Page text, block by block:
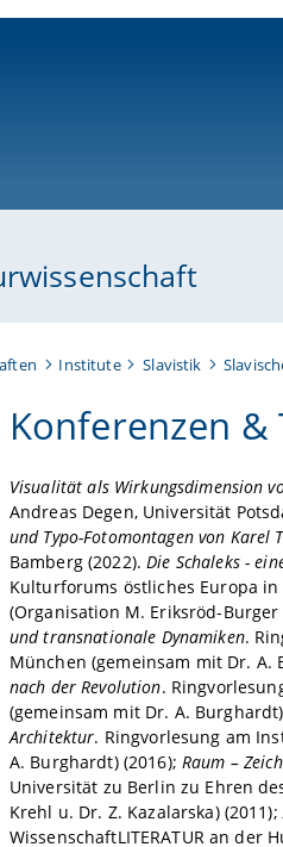
Institute Slavistik
Konferenzen &
Visualität als Wirkungsdimension
Andreas Degen, Universität
und Typo-Fotomontagen von Karel
Bamberg (2022). Die Schaleks -
Kulturforums östliches Europa
(Organisation M. Eriksröd-Burger
und transnationale Dynamiken.
München (gemeinsam mit Dr. A.
nach der Revolution.
(gemeinsam mit Dr. A.
Architektur. Ringvorlesung am
A. Burghardt) (2016); Raum –
Universität zu Berlin zu Ehren
Krehl u. Dr. Z. Kazalarska) (2011);
WissenschaftLITERATUR an der